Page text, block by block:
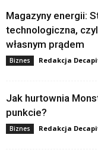
Magazyny energii:
technologiczna,
własnym prądem
Biznes Redakcja
Jak hurtownia
punkcie?
Biznes Redakcja